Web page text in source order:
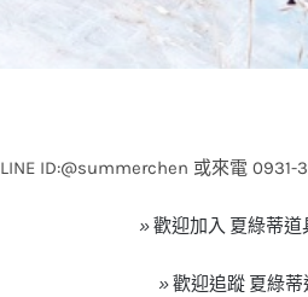
LINE ID:@summerchen 或來電0931-
»歡迎加入 夏綠蒂道
»歡迎追蹤 夏綠蒂